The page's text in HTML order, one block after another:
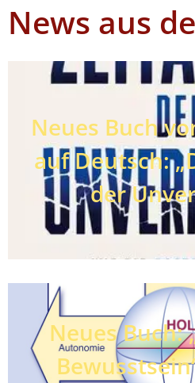
News aus
Neues Buch
auf Deutsch:
der
Neues Buch: